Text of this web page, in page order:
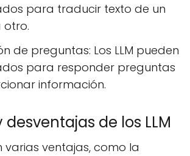
para traducir texto de un
otro.
de preguntas: Los LLM pueden
para responder preguntas
información.
de los LLM
varias ventajas, como la